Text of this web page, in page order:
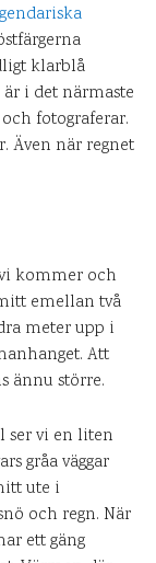
klarblå
i det närmaste
fotograferar.
Även när regnet
kommer och
emellan två
meter upp i
Att
ännu större.
ser vi en liten
gråa väggar
ute i
och regn. När
ett gäng